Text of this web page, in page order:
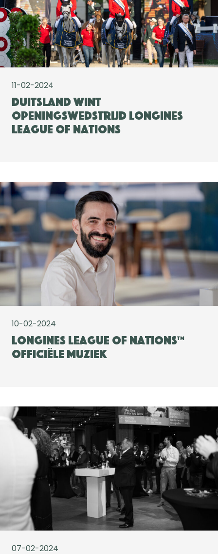
11-02-2024
Duitsland wint
openingswedstrijd Longines
League of Nations
10-02-2024
Longines League of Nations™
officiële muziek
07-02-2024